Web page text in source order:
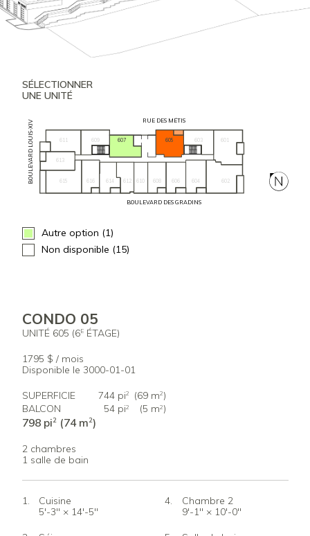
SÉLECTIONNER
UNE UNITÉ
RUE DES MÉTIS
BOULEVARD LOUIS-XIV 601
602
603
604
605
606
607
608
609
610
611
612
613
614
615 616
BOULEVARD DES GRADINS
Autre option (1)
Non disponible (15)
CONDO 05
UNITÉ 605 (6EÉTAGE)
1795 $ / mois
Disponible le 3000-01-01
SUPERFICIE 744 pi2 (69 m2 )
BALCON
54 pi2 (5 m2 )
798 pi2 (74 m2)
2 chambres
1 salle de bain
Cuisine
5'-3" × 14'-5"
Chambre 2
9'-1" × 10'-0"